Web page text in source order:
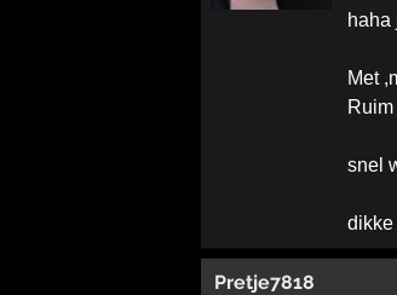
haha
Met
snel
dikke
Pretje7818